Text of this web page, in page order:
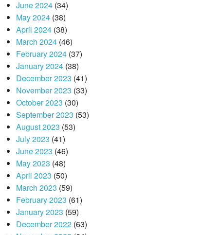
June 2024(34)
May 2024(38)
April 2024(38)
March 2024(46)
February 2024(37)
January 2024(38)
December 2023 (41)
November 2023 (33)
October 2023 (30)
September 2023 (53)
August 2023 (53)
July 2023 (41)
June 2023 (46)
May 2023 (48)
April 2023 (50)
March 2023 (59)
February 2023 (61)
January 2023 (59)
December 2022(63)